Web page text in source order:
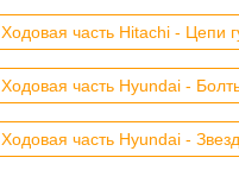
Ходовая часть Hitachi - Цепи
Ходовая часть Hyundai -
Ходовая часть Hyundai -